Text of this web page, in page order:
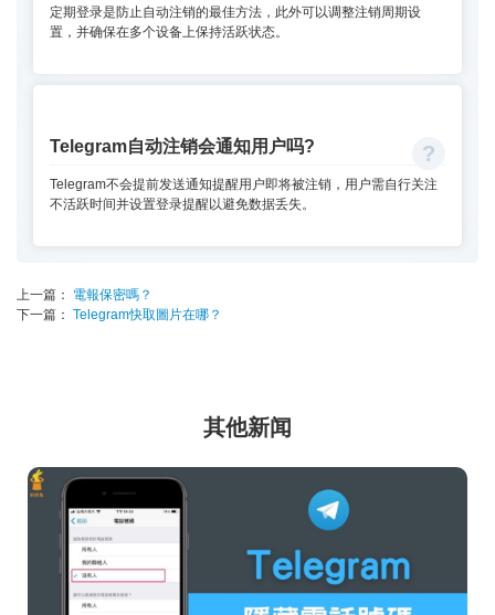
定期登录是防止自动注销的最佳方法，此外可以调整注销周期设
置，并确保在多个设备上保持活跃状态。
Telegram自动注销会通知用户吗?
Telegram不会提前发送通知提醒用户即将被注销，用户需自行关注
不活跃时间并设置登录提醒以避免数据丢失。
上一篇：
電報保密嗎？
下一篇： Telegram快取圖片在哪？
其他新闻